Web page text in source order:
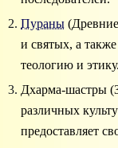
Пураны
и святых, а
теологию и
Дхарма-шастры
различных
предоставляет